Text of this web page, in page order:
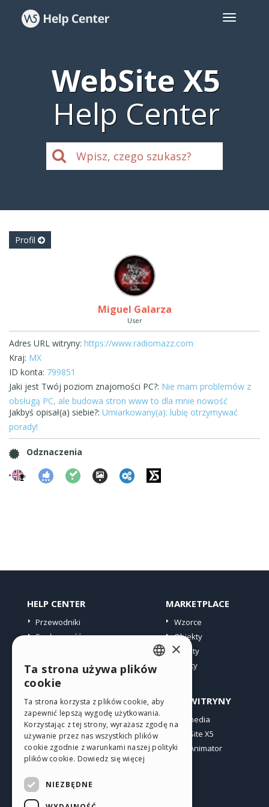
WebSite X5
Help Center
Profil
Miguel Galarza
User
Adres URL witryny: https://www.radiomazz.com
Kraj: MX
ID konta: 799851
Jaki jest Twój poziom znajomości PC?: Nie mam problemów z
obsługą PC, ale budowa stron www to dla mnie nowość
Jakbyś opisał(a) siebie?: Umiarkowany(a): lubię otrzymywać
porady!
Odznaczenia
HELP CENTER
Przewodniki
Społeczność
MARKETPLACE
Wzorce
Obiekty
Punkty
Oferty
PROFIL
Moje wpisy
Moje licencje
Pobieranie
Web hosting
INNE WITRYNY
Incomedia
WebSite X5
WebAnimator
ENGLISH
GERMAN
SPANISH
PORTUGUESE
×
Ta strona używa plików
cookie
Ta strona korzysta z plików cookie, aby
zapewnić lepszą wygodę użytkowania.
Korzystając z tej strony, wyrażasz zgodę na
używanie przez nas wszystkich plików
cookie zgodnie z warunkami naszej polityki
plików cookie. Dowiedz się więcej
NIEZBĘDNE